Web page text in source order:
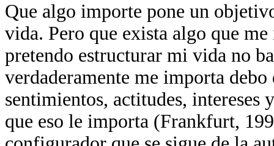
Que algo importe pone un
vida. Pero que exista algo que
pretendo estructurar mi vida no
verdaderamente me importa
sentimientos, actitudes,
que eso le importa (Frankfurt,